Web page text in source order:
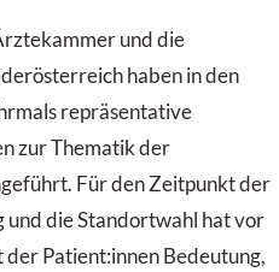
und die
haben in den
repräsentative
zur Thematik der
Für den Zeitpunkt der
die Standortwahl hat vor
Patient:innen Bedeutung,